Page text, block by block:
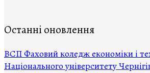
Останні оновлення
ВCП Фаховий коледж економіки і
Національного університету